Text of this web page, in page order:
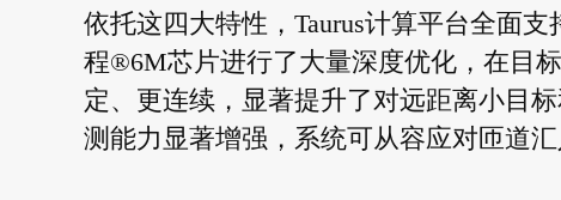
依托这四大特性，Taurus计算平台全面
程®6M芯片进行了大量深度优化，在目
定、更连续，显著提升了对远距离小目
测能力显著增强，系统可从容应对匝道